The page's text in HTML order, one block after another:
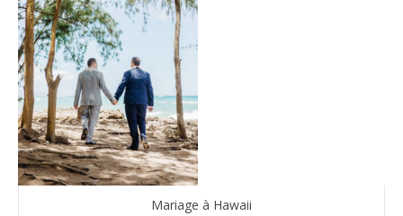
Mariage à Hawaii